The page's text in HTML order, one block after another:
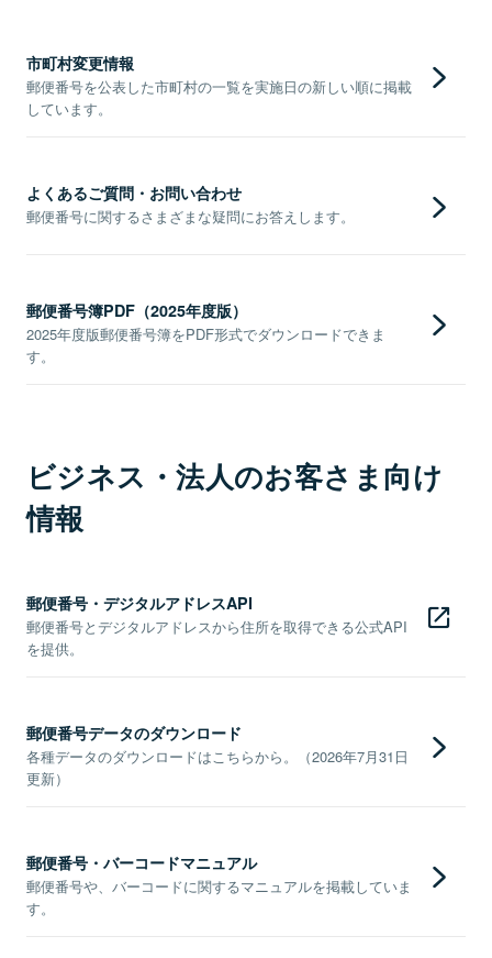
市町村変更情報
郵便番号を公表した市町村の一覧を実施日の新しい順に掲載
しています。
よくあるご質問・お問い合わせ
郵便番号に関するさまざまな疑問にお答えします。
郵便番号簿PDF（2025年度版）
2025年度版郵便番号簿をPDF形式でダウンロードできま
す。
ビジネス・法人のお客さま向け
情報
郵便番号・デジタルアドレスAPI
郵便番号とデジタルアドレスから住所を取得できる公式API
を提供。
郵便番号データのダウンロード
各種データのダウンロードはこちらから。（2026年7月31日
更新）
郵便番号・バーコードマニュアル
郵便番号や、バーコードに関するマニュアルを掲載していま
す。